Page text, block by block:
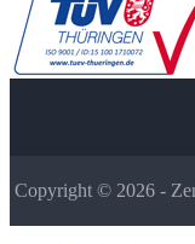
Copyright © 2026 -